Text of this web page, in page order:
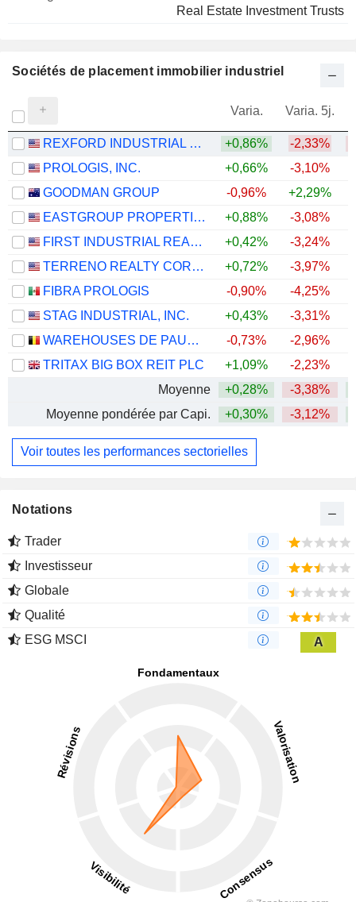
Real Estate Investment Trusts
Sociétés de placement immobilier industriel
Varia. Varia. 5j.
REXFORD INDUSTRIAL REALTY, INC. +0,86% -2,33%
PROLOGIS, INC.
+0,66% -3,10%
GOODMAN GROUP
-0,96% +2,29%
EASTGROUP PROPERTIES, INC.
+0,88% -3,08%
FIRST INDUSTRIAL REALTY TRUST, INC.
+0,42% -3,24%
TERRENO REALTY CORPORATION
+0,72% -3,97%
FIBRA PROLOGIS
-0,90% -4,25%
STAG INDUSTRIAL, INC.
+0,43% -3,31%
WAREHOUSES DE PAUW SA
-0,73% -2,96%
TRITAX BIG BOX REIT PLC
+1,09% -2,23%
Moyenne
+0,28% -3,38%
Moyenne pondérée par Capi.
+0,30% -3,12%
Voir toutes les performances sectorielles
Notations
Trader
Investisseur
Globale
Qualité
ESG MSCI
A